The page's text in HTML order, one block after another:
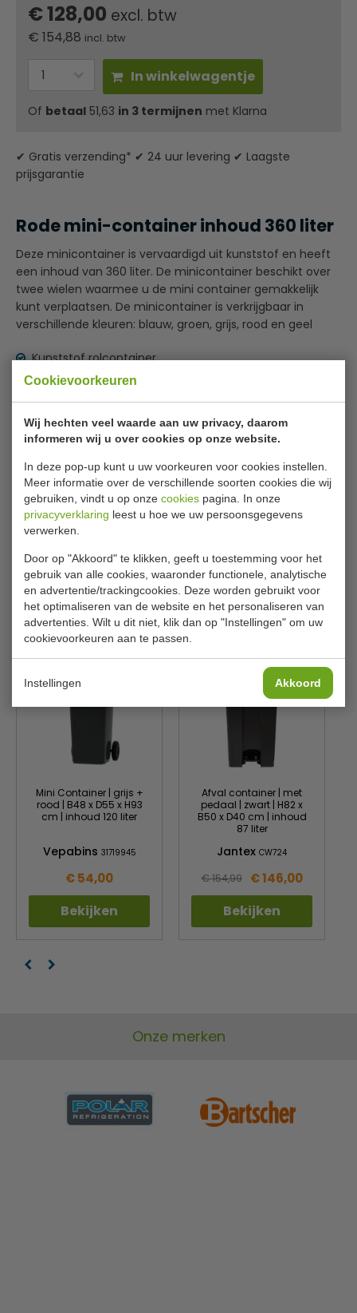
Cookievoorkeuren
Wij hechten veel waarde aan uw privacy, daarom
informeren wij u over cookies op onze website.
In deze pop-up kunt u uw voorkeuren voor cookies instellen.
Meer informatie over de verschillende soorten cookies die wij
gebruiken, vindt u op onze cookies pagina. In onze
privacyverklaring leest u hoe we uw persoonsgegevens
verwerken.
Door op "Akkoord" te klikken, geeft u toestemming voor het
gebruik van alle cookies, waaronder functionele, analytische
en advertentie/trackingcookies. Deze worden gebruikt voor
het optimaliseren van de website en het personaliseren van
advertenties. Wilt u dit niet, klik dan op "Instellingen" om uw
cookievoorkeuren aan te passen.
Instellingen Akkoord
€ 128,00 excl. btw
€ 154,88 incl. btw
In winkelwagentje
Of betaal 51,63 in 3 termijnen met Klarna
✔ Gratis verzending* ✔ 24 uur levering ✔ Laagste
prijsgarantie
Rode mini-container inhoud 360 liter
Deze minicontainer is vervaardigd uit kunststof en heeft
een inhoud van 360 liter. De minicontainer beschikt over
twee wielen waarmee u de mini container gemakkelijk
kunt verplaatsen. De minicontainer is verkrijgbaar in
verschillende kleuren: blauw, groen, grijs, rood en geel
Kunststof rolcontainer.
Diverse kleuren
Specificaties
Model
VB 360000
Bestelnummer
31033775
B x L x H
59 x 88 x 111 cm
Kleur
Rood
Is dit iets voor jou?
Mini Container | grijs +
rood | B48 x D55 x H93
cm | inhoud 120 liter
Vepabins 31719945
€ 54,00
Bekijken
Afval container | met
pedaal | zwart | H82 x
B50 x D40 cm | inhoud
87 liter
Jantex CW724
€ 154,99 € 146,00
Bekijken
Onze merken